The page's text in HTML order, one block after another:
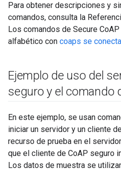
Para obtener descripciones y
comandos, consulta la
Los comandos de Secure
alfabético con coaps se
Ejemplo de uso del
seguro y el comando
En este ejemplo, se usan
iniciar un servidor y un cliente
recurso de prueba en el
que el cliente de CoAP seguro
Los datos de muestra se